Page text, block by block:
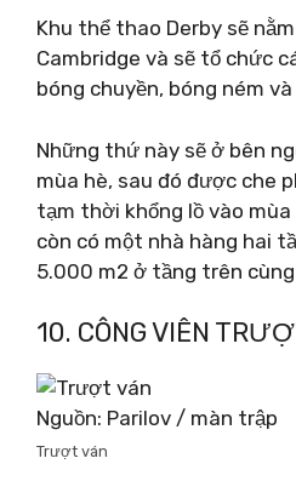
Khu thể thao Derby sẽ
Cambridge và sẽ tổ chức
bóng chuyền, bóng ném
Những thứ này sẽ ở bên
mùa hè, sau đó được che
tạm thời khổng lồ vào mùa
còn có một nhà hàng hai
5.000 m2 ở tầng trên
10. CÔNG VIÊN
Nguồn: Parilov / màn trập
Trượt ván